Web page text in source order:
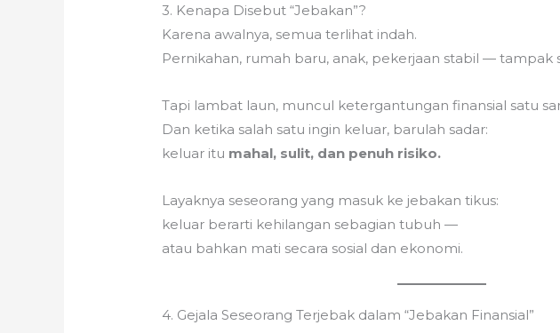
3. Kenapa Disebut “Jebakan”?
Karena awalnya, semua terlihat indah.
Pernikahan, rumah baru, anak, pekerjaan stabil — tampak
Tapi lambat laun, muncul ketergantungan finansial satu
Dan ketika salah satu ingin keluar, barulah sadar:
keluar itu mahal, sulit, dan penuh risiko.
Layaknya seseorang yang masuk ke jebakan tikus:
keluar berarti kehilangan sebagian tubuh —
atau bahkan mati secara sosial dan ekonomi.
4. Gejala Seseorang Terjebak dalam “Jebakan Finansial”